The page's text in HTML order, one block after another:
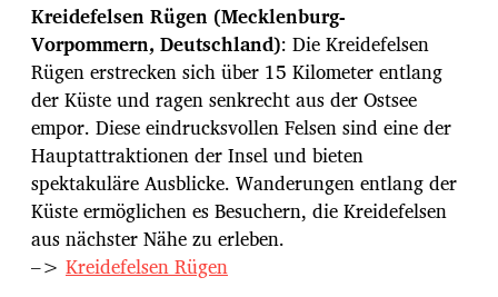
Kreidefelsen Rügen (Mecklenburg-
Vorpommern, Deutschland): Die Kreidefelsen
Rügen erstrecken sich über 15 Kilometer entlang
der Küste und ragen senkrecht aus der Ostsee
empor. Diese eindrucksvollen Felsen sind eine der
Hauptattraktionen der Insel und bieten
spektakuläre Ausblicke. Wanderungen entlang der
Küste ermöglichen es Besuchern, die Kreidefelsen
aus nächster Nähe zu erleben.
–> Kreidefelsen Rügen